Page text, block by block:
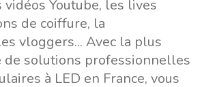
Youtube, les lives
de coiffure, la
vloggers... Avec la plus
de solutions professionnelles
à LED en France, vous